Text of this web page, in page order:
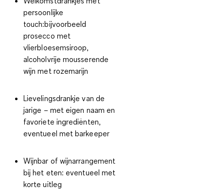
persoonlijke
touch:bijvoorbeeld
prosecco met
vlierbloesemsiroop,
alcoholvrije mousserende
wijn met rozemarijn
Lievelingsdrankje van de
jarige – met eigen naam en
favoriete ingrediënten,
eventueel met barkeeper
Wijnbar of wijnarrangement
bij het eten: eventueel met
korte uitleg